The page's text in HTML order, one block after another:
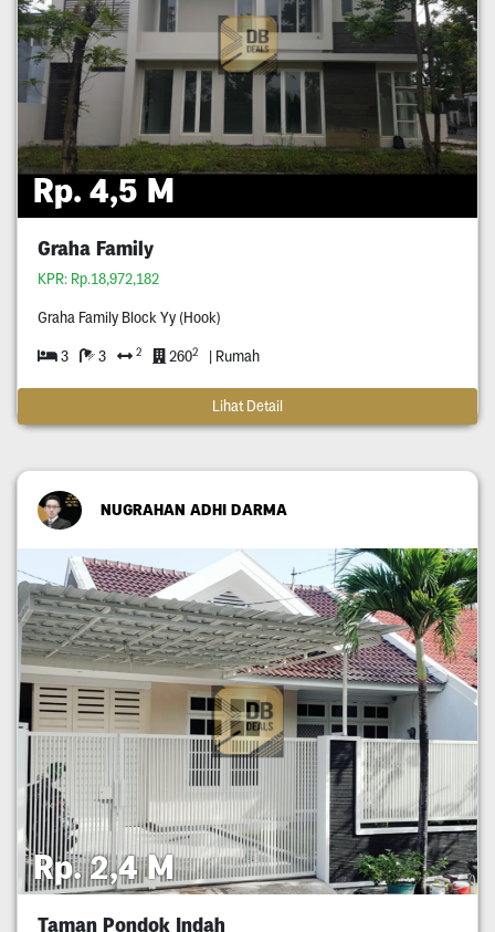
Rp. 4,5 M
Graha Family
KPR: Rp.18,972,182
Graha Family Block Yy (Hook)
3 3 2 2602 | Rumah
Lihat Detail
NUGRAHAN ADHI DARMA
Rp. 2,4 M
Taman Pondok Indah